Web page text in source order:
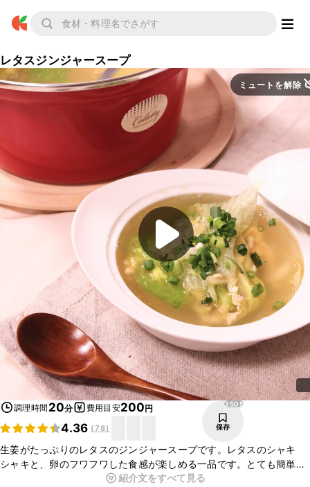
レタスジンジャースープ
ミュートを解除
調理時間 20分 費用目安200円
4.36 (78)
3505
保存
生姜がたっぷりのレタスのジンジャースープです。レタスのシャキ
シャキと、卵のフワフワした食感が楽しめる一品です。とても簡単な
ので、是非作ってみてくださいね。紹介文をすべて見る